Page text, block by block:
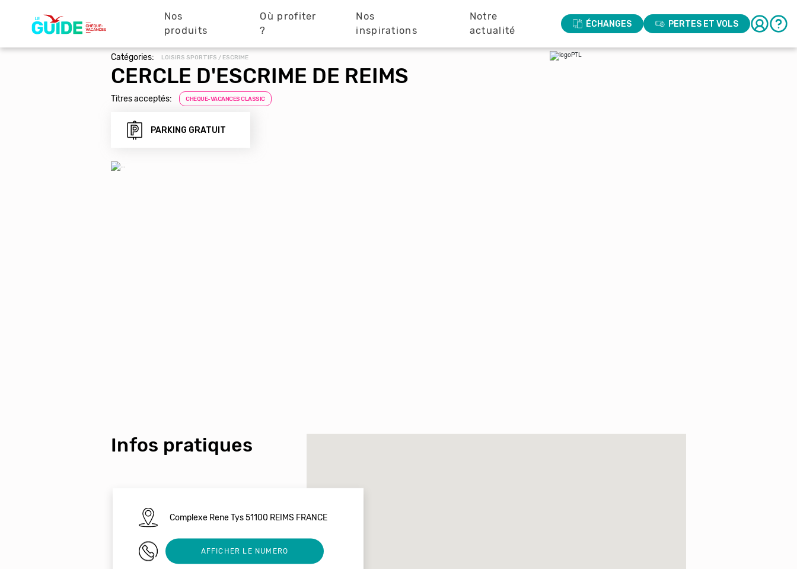
principale
Nos
produits
Où profiter
?
Nos
inspirations
Notre
actualité
ÉCHANGES PERTES ET VOLS
Catégories: LOISIRS SPORTIFS / ESCRIME
CERCLE D'ESCRIME DE REIMS
Titres acceptés: CHEQUE-VACANCES CLASSIC
PARKING GRATUIT
Infos pratiques
Complexe Rene Tys 51100 REIMS FRANCE
03 26 85 14 02AFFICHER LE NUMERO